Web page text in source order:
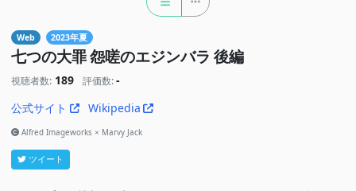
Web 2023年夏
七つの大罪 怨嗟のエジンバラ 後編
視聴者数: 189 評価数: -
公式サイト
Wikipedia
Alfred Imageworks × Marvy Jack
ツイート